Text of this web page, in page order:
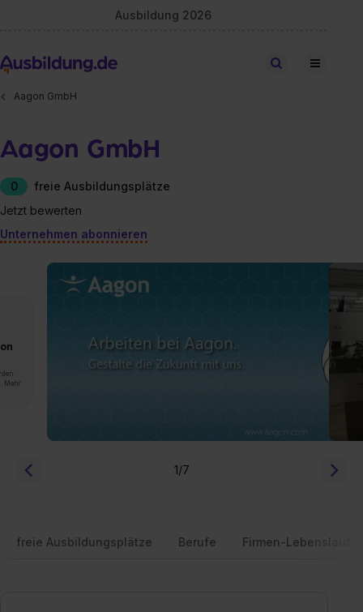
Ausbildung 2026
Stellen finden
Aagon GmbH
Aagon GmbH
0
freie Ausbildungsplätze
Jetzt bewerten
Unternehmen abonnieren
Mehr
1/7
freie Ausbildungsplätze Berufe Firmen-Lebenslauf